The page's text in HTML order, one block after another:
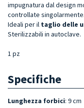
impugnatura dal design
controllate singolarmente.
Ideali per il taglio delle
Sterilizzabili in autoclave.
1 pz
Specifiche
Lunghezza forbici: 9 cm